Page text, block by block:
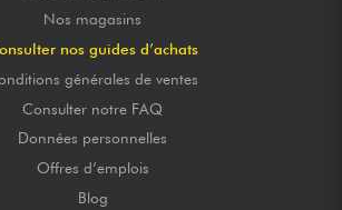
Nos magasins
nos guides d’achats
générales de ventes
Consulter notre FAQ
Données personnelles
Offres d’emplois
Blog